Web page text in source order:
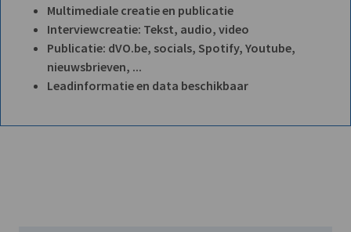
Multimediale creatie en publicatie
Interviewcreatie: Tekst, audio, video
Publicatie: dVO.be, socials, Spotify, Youtube,
nieuwsbrieven, ...
Leadinformatie en data beschikbaar